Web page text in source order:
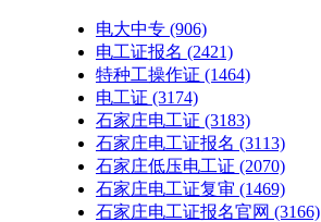
电大中专 (906)
电工证报名 (2421)
特种工操作证 (1464)
电工证 (3174)
石家庄电工证 (3183)
石家庄电工证报名 (3113)
石家庄低压电工证 (2070)
石家庄电工证复审 (1469)
石家庄电工证报名官网 (3166)